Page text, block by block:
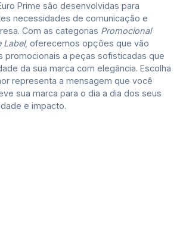
Prime são desenvolvidas para
necessidades de comunicação e
Com as categorias Promocional
Label, oferecemos opções que vão
promocionais a peças sofisticadas que
da sua marca com elegância. Escolha
representa a mensagem que você
sua marca para o dia a dia dos seus
e impacto.